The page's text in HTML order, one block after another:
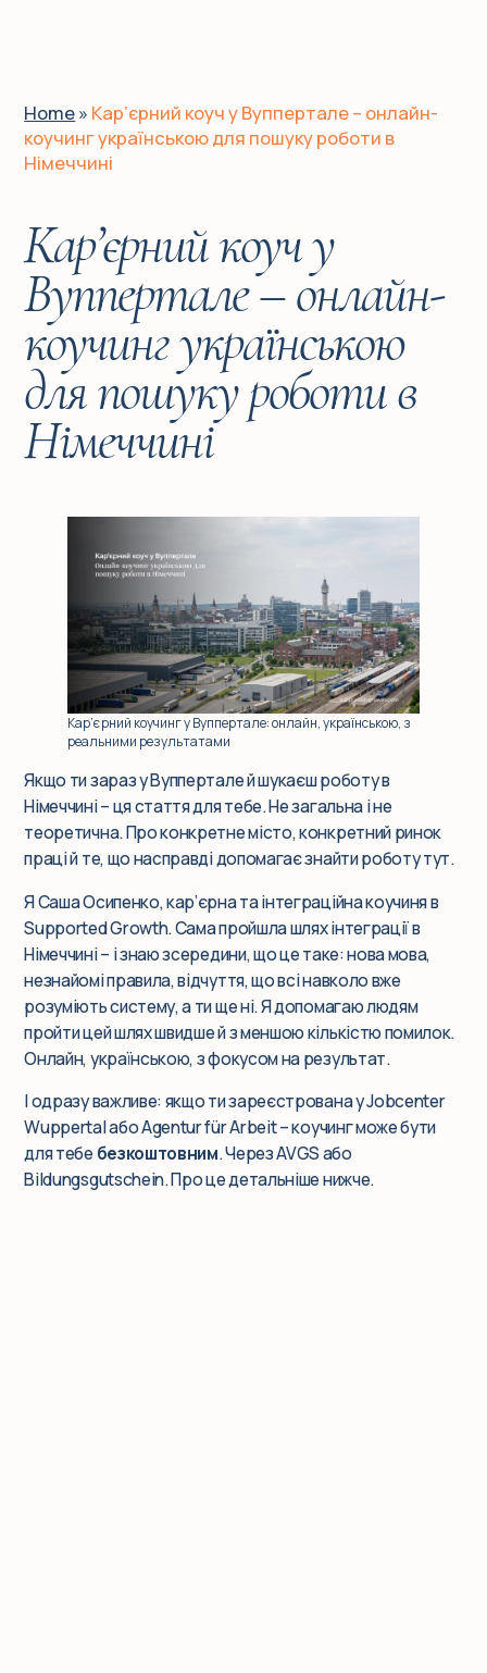
Головна
Для кого?
Історії клієнтів
Про мене
Послуги
Корпоративним клієнтам
Q&A
Блог
Home» Кар’єрний коуч у Вуппертале – онлайн-
коучинг українською для пошуку роботи в
Німеччині
Кар’єрний коуч у
Вуппертале – онлайн-
коучинг українською
для пошуку роботи в
Німеччині
Кар’єрний коучинг у Вуппертале: онлайн, українською, з
реальними результатами
Якщо ти зараз у Вуппертале й шукаєш роботу в
Німеччині – ця стаття для тебе. Не загальна і не
теоретична. Про конкретне місто, конкретний ринок
праці й те, що насправді допомагає знайти роботу тут.
Я Саша Осипенко, кар’єрна та інтеграційна коучиня в
Supported Growth. Сама пройшла шлях інтеграції в
Німеччині – і знаю зсередини, що це таке: нова мова,
незнайомі правила, відчуття, що всі навколо вже
розуміють систему, а ти ще ні. Я допомагаю людям
пройти цей шлях швидше й з меншою кількістю помилок.
Онлайн, українською, з фокусом на результат.
І одразу важливе: якщо ти зареєстрована у Jobcenter
Wuppertal або Agentur für Arbeit – коучинг може бути
для тебе безкоштовним. Через AVGS або
Bildungsgutschein. Про це детальніше нижче.